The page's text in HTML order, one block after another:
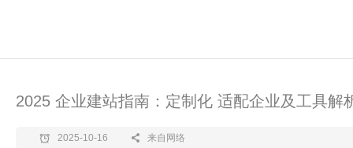
2025 企业建站指南：定制化 适配企业及工具解
2025-10-16 来自网络